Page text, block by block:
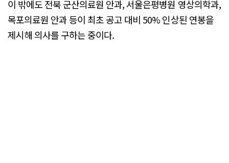
이 밖에도 전북 군산의료원 안과, 서울은평병원 영상의학과,
목포의료원 안과 등이 최초 공고 대비 50% 인상된 연봉을
제시해 의사를 구하는 중이다.